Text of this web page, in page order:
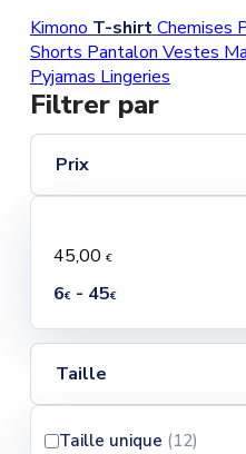
Kimono T-shirtChemises
Shorts Pantalon Vestes
Pyjamas Lingeries
Filtrer par
Prix
45,00 €
6€- 45€
Taille
Taille unique (12)